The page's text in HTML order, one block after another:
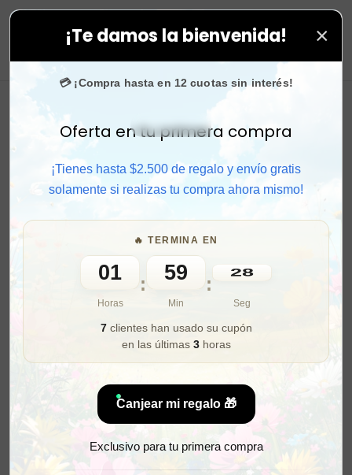
¡Te damos la bienvenida! ×
💳 ¡Compra hasta en 12 cuotas sin interés!
Activar sonido
Oferta en tu primera compra
¡Tienes hasta $2.500 de regalo y envío gratis
solamente si realizas tu compra ahora mismo!
🔥 TERMINA EN
01
Horas
: 59
Min
: 27
Seg
7clientes han usado su cupón
en las últimas 3horas
Canjear mi regalo 🎁
Exclusivo para tu primera compra